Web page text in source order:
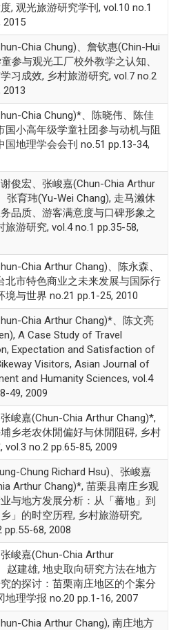
, 观光旅游研究学刊, vol.10 no.1
2015
Chia Chung)、詹钦惠(Chin-Hui
参与观光工厂校外教学之认知、
习成效, 乡村旅游研究, vol.7 no.2
2013
Chia Chung)*、陈晓伟、陈佳
国小高年级学童社团参与动机与阻
国地理学会会刊 no.51 pp.13-34,
俊宏、张峻嘉(Chun-Chia Arthur
张育玮(Yu-Wei Chang), 走马濑休
品质、游客满意度与口碑形象之
旅游研究, vol.4 no.1 pp.35-58,
Chia Arthur Chang)、陈永森、
北市特色商业之未来发展与国际行
境与世界 no.21 pp.1-25, 2010
Chia Arthur Chang)*、陈文亮
A Case Study of Travel
Expectation and Satisfaction of
Visitors, Asian Journal of
and Humanity Sciences, vol.4
49, 2009
峻嘉(Chun-Chia Arthur Chang)*,
乡老农休閒偏好与休閒阻碍, 乡村
vol.3 no.2 pp.65-85, 2009
Chung Richard Hsu)、张峻嘉
Arthur Chang)*, 苗栗县南庄乡观
与地方发展分析：从「蕃地」到
乡」的时空历程, 乡村旅游研究,
pp.55-68, 2008
峻嘉(Chun-Chia Arthur
赵建雄, 地史取向研究方法在地方
的探讨：苗栗南庄地区的个案分
地理学报 no.20 pp.1-16, 2007
Chia Arthur Chang), 南庄地方